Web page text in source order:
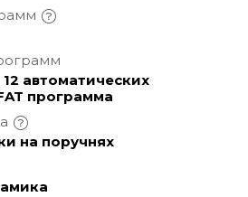
автоматических
программа
на поручнях